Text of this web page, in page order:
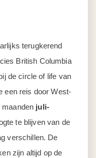
terugkerend
British Columbia
de circle of life van
een reis door West-
juli-
te blijven van de
verschillen. De
zijn altijd op de